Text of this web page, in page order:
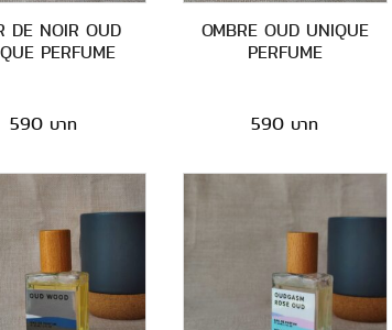
DE NOIR OUD
PERFUME
590
OMBRE OUD UNIQUE
PERFUME
590